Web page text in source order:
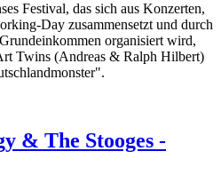
Festival, das sich aus Konzerten,
Day zusammensetzt und durch
organisiert wird,
Twins (Andreas & Ralph Hilbert)
& The Stooges -